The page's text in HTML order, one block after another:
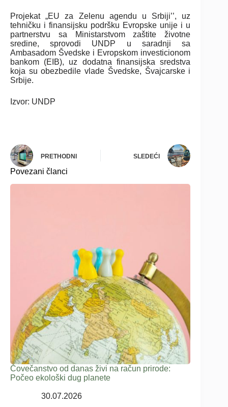
Projekat „EU za Zelenu agendu u Srbiji’’, uz
tehničku i finansijsku podršku Evropske unije i u
partnerstvu sa Ministarstvom zaštite životne
sredine, sprovodi UNDP u saradnji sa
Ambasadom Švedske i Evropskom investicionom
bankom (EIB), uz dodatna finansijska sredstva
koja su obezbedile vlade Švedske, Švajcarske i
Srbije.
Izvor: UNDP
PRETHODNI SLEDEĆI
Povezani članci
Čovečanstvo od danas živi na račun prirode:
Počeo ekološki dug planete
30.07.2026